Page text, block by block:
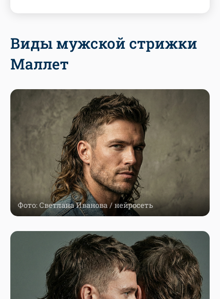
Виды мужской стрижки
Маллет
Фото: Светлана Иванова / нейросеть